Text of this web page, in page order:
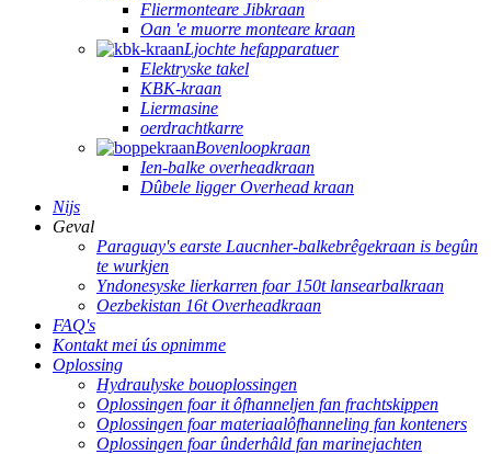
Fliermonteare Jibkraan
Oan 'e muorre monteare kraan
Ljochte hefapparatuer
Elektryske takel
KBK-kraan
Liermasine
oerdrachtkarre
Bovenloopkraan
Ien-balke overheadkraan
Dûbele ligger Overhead kraan
Nijs
Geval
Paraguay's earste Laucnher-balkebrêgekraan is begûn
te wurkjen
Yndonesyske lierkarren foar 150t lansearbalkraan
Oezbekistan 16t Overheadkraan
FAQ's
Kontakt mei ús opnimme
Oplossing
Hydraulyske bouoplossingen
Oplossingen foar it ôfhanneljen fan frachtskippen
Oplossingen foar materiaalôfhanneling fan konteners
Oplossingen foar ûnderhâld fan marinejachten